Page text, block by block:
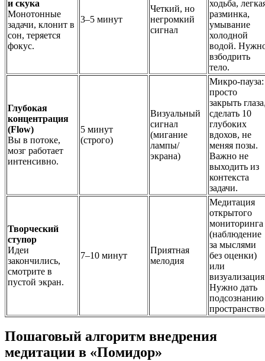
и скука
Монотонные
задачи, клонит в
сон, теряется
фокус.
3–5 минут
Четкий, но
негромкий
сигнал
ходьба,
разминка,
умывание
холодной
водой.
взбодрить
тело.
Глубокая
концентрация
(Flow)
Вы в потоке,
мозг работает
интенсивно.
5 минут
(строго)
Визуальный
сигнал
(мигание
лампы/
экрана)
Микро-пауза:
просто
закрыть
сделать 10
глубоких
вдохов, не
меняя позы.
Важно не
выходить из
контекста
задачи.
Творческий
ступор
Идеи
закончились,
смотрите в
пустой экран.
7–10 минут
Приятная
мелодия
Медитация
открытого
мониторинга
(наблюдение
за мыслями
без оценки)
или
Нужно дать
подсознанию
Пошаговый алгоритм внедрения
медитации в «Помидор»